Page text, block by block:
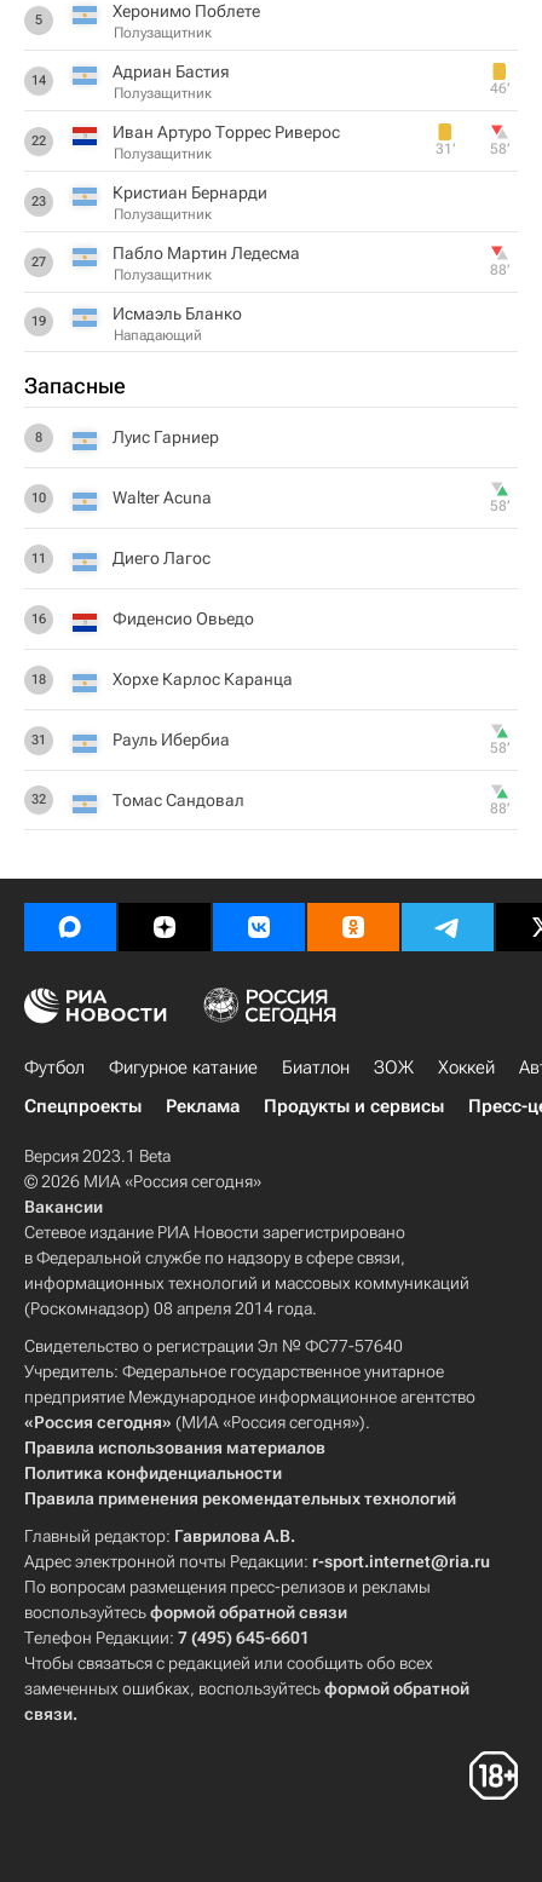
5 Херонимо Поблете
Полузащитник
14 Адриан Бастия
Полузащитник 46‎’‎
22 Иван Артуро Торрес Риверос
Полузащитник 31‎’‎ 58‎’‎
23 Кристиан Бернарди
Полузащитник
27 Пабло Мартин Ледесма
Полузащитник 88‎’‎
19 Исмаэль Бланко
Нападающий
Запасные
8 Луис Гарниер
10 Walter Acuna 58‎’‎
11 Диего Лагос
16 Фиденсио Овьедо
18 Хорхе Карлос Каранца
31 Рауль Ибербиа 58‎’‎
32 Томас Сандовал 88‎’‎
Футбол Фигурное катание Биатлон ЗОЖ Хоккей
Спецпроекты
Реклама Продукты и сервисы Пресс-
Версия 2023.1 Beta
© 2026 МИА «Россия сегодня»
Вакансии
Сетевое издание РИА Новости зарегистрировано
в Федеральной службе по надзору в сфере связи,
информационных технологий и массовых коммуникаций
(Роскомнадзор) 08 апреля 2014 года.
Свидетельство о регистрации Эл № ФС77-57640
Учредитель: Федеральное государственное унитарное
предприятие Международное информационное агентство
«Россия сегодня» (МИА «Россия сегодня»).
Правила использования материалов
Политика конфиденциальности
Правила применения рекомендательных технологий
Главный редактор: Гаврилова А.В.
Адрес электронной почты Редакции: r-sport.internet@ria.ru
По вопросам размещения пресс-релизов и рекламы
воспользуйтесьформой обратной связи
Телефон Редакции: 7 (495) 645-6601
Чтобы связаться с редакцией или сообщить обо всех
замеченных ошибках, воспользуйтесьформой обратной
связи.